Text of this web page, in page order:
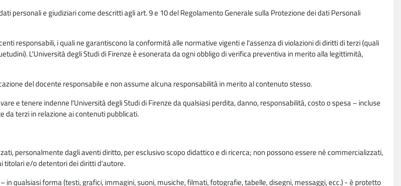
personali e giudiziari come descritti agli art. 9 e 10 del Regolamento Generale sulla Protezione dei dati Personali
responsabili, i quali ne garantiscono la conformità alle normative vigenti e l'assenza di violazioni di diritti di terzi (quali
L'Università degli Studi di Firenze è esonerata da ogni obbligo di verifica preventiva in merito alla legittimità,
del docente responsabile e non assume alcuna responsabilità in merito al contenuto stesso.
e tenere indenne l'Università degli Studi di Firenze da qualsiasi perdita, danno, responsabilità, costo o spesa – incluse
da terzi in relazione ai contenuti pubblicati.
personalmente dagli aventi diritto, per esclusivo scopo didattico e di ricerca; non possono essere né commercializzati,
titolari e/o detentori dei diritti d'autore.
qualsiasi forma (testi, grafici, immagini, suoni, musiche, filmati, fotografie, tabelle, disegni, messaggi, ecc.) - è protetto